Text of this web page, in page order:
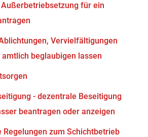
für ein
Vervielfältigungen
amtlich beglaubigen lassen
- dezentrale Beseitigung
beantragen oder anzeigen
Regelungen zum Schichtbetrieb